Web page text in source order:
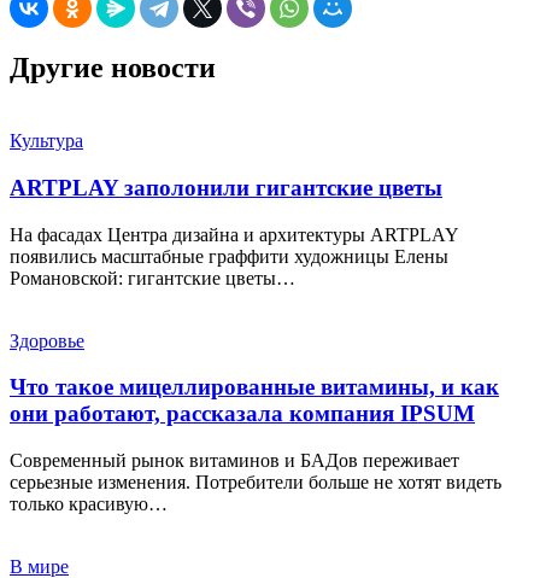
Другие новости
Культура
ARTPLAY заполонили гигантские цветы
На фасадах Центра дизайна и архитектуры ARTPLAY
появились масштабные граффити художницы Елены
Романовской: гигантские цветы…
Здоровье
Что такое мицеллированные витамины, и как
они работают, рассказала компания IPSUM
Современный рынок витаминов и БАДов переживает
серьезные изменения. Потребители больше не хотят видеть
только красивую…
В мире